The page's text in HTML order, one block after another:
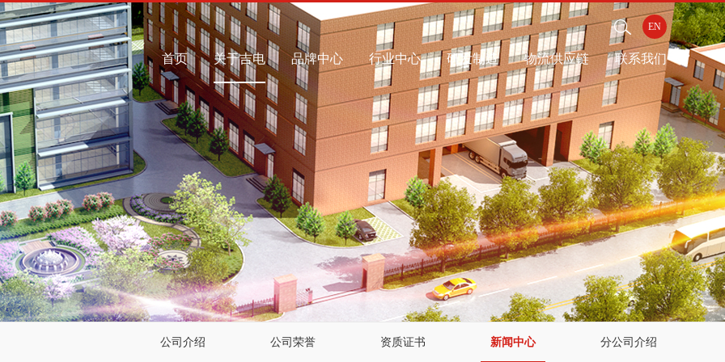
EN
首页 关于吉电 品牌中心 行业中心 研发制造 物流供应链 联系我们
公司介绍 公司荣誉 资质证书 新闻中心 分公司介绍